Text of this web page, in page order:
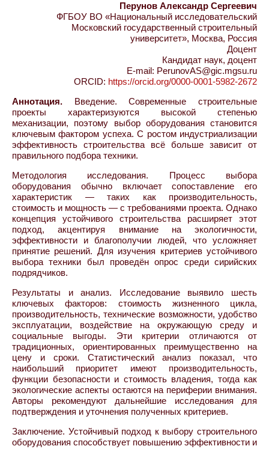
Перунов Александр Сергеевич
ФГБОУ ВО «Национальный исследовательский
Московский государственный строительный
университет», Москва, Россия
Доцент
Кандидат наук, доцент
E-mail: PerunovAS@gic.mgsu.ru
ORCID: https://orcid.org/0000-0001-5982-2672
Аннотация. Введение. Современные строительные
проекты характеризуются высокой степенью
механизации, поэтому выбор оборудования становится
ключевым фактором успеха. С ростом индустриализации
эффективность строительства всё больше зависит от
правильного подбора техники.
Методология исследования. Процесс выбора
оборудования обычно включает сопоставление его
характеристик — таких как производительность,
стоимость и мощность — с требованиями проекта. Однако
концепция устойчивого строительства расширяет этот
подход, акцентируя внимание на экологичности,
эффективности и благополучии людей, что усложняет
принятие решений. Для изучения критериев устойчивого
выбора техники был проведён опрос среди сирийских
подрядчиков.
Результаты и анализ. Исследование выявило шесть
ключевых факторов: стоимость жизненного цикла,
производительность, технические возможности, удобство
эксплуатации, воздействие на окружающую среду и
социальные выгоды. Эти критерии отличаются от
традиционных, ориентированных преимущественно на
цену и сроки. Статистический анализ показал, что
наибольший приоритет имеют производительность,
функции безопасности и стоимость владения, тогда как
экологические аспекты остаются на периферии внимания.
Авторы рекомендуют дальнейшие исследования для
подтверждения и уточнения полученных критериев.
Заключение. Устойчивый подход к выбору строительного
оборудования способствует повышению эффективности и